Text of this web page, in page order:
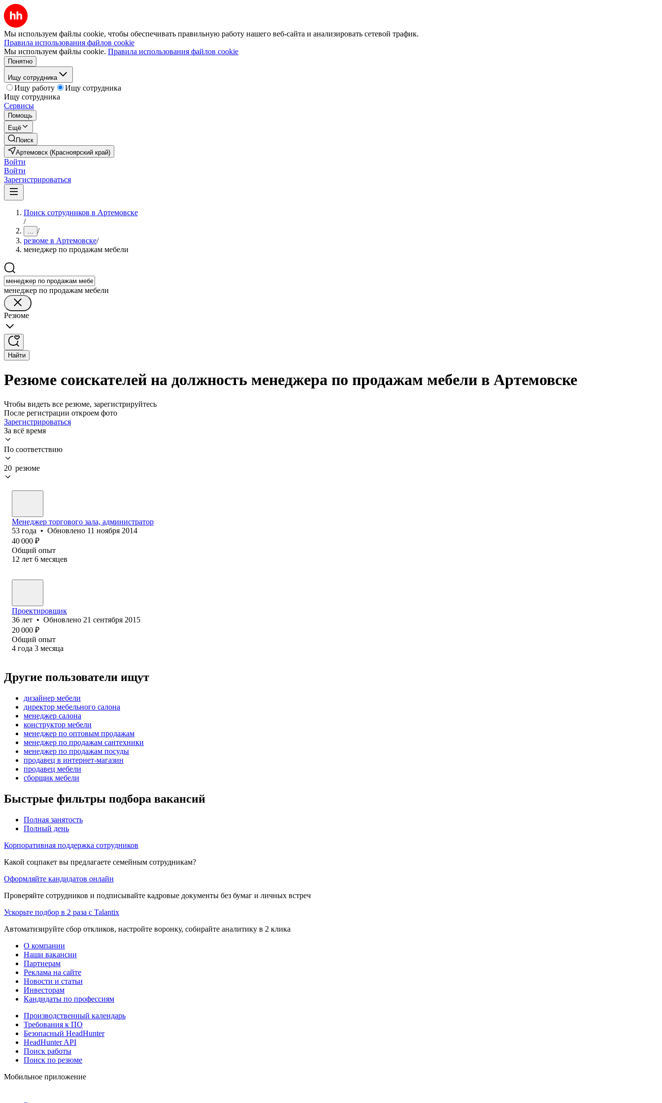
Мы используем файлы cookie, чтобы обеспечивать правильную работу нашего веб-сайта и анализировать сетевой трафик.
Правила использования файлов cookie
Мы используем файлы cookie. Правила использования файлов cookie
Понятно
Ищу сотрудника
Ищу работу
Ищу сотрудника
Ищу сотрудника
Сервисы
Помощь
Ещё
Поиск
Артемовск (Красноярский край)
Войти
Войти
Зарегистрироваться
Поиск сотрудников в Артемовске
/
... /
резюме в Артемовске/
менеджер по продажам мебели
менеджер по продажам мебели
Резюме
Найти
Резюме соискателей на должность менеджера по продажам мебели в Артемовске
Чтобы видеть все резюме, зарегистрируйтесь
После регистрации откроем фото
Зарегистрироваться
За всё время
По соответствию
20 резюме
Менеджер торгового зала, администратор
53 года • Обновлено 11 ноября 2014
40 000 ₽
Общий опыт
12 лет 6 месяцев
Проектировщик
36 лет • Обновлено 21 сентября 2015
20 000 ₽
Общий опыт
4 года 3 месяца
Другие пользователи ищут
дизайнер мебели
директор мебельного салона
менеджер салона
конструктор мебели
менеджер по оптовым продажам
менеджер по продажам сантехники
менеджер по продажам посуды
продавец в интернет-магазин
продавец мебели
сборщик мебели
Быстрые фильтры подбора вакансий
Полная занятость
Полный день
Корпоративная поддержка сотрудников
Какой соцпакет вы предлагаете семейным сотрудникам?
Оформляйте кандидатов онлайн
Проверяйте сотрудников и подписывайте кадровые документы без бумаг и личных встреч
Ускорьте подбор в 2 раза с Talantix
Автоматизируйте сбор откликов, настройте воронку, собирайте аналитику в 2 клика
О компании
Наши вакансии
Партнерам
Реклама на сайте
Новости и статьи
Инвесторам
Кандидаты по профессиям
Производственный календарь
Требования к ПО
Безопасный HeadHunter
HeadHunter API
Поиск работы
Поиск по резюме
Мобильное приложение